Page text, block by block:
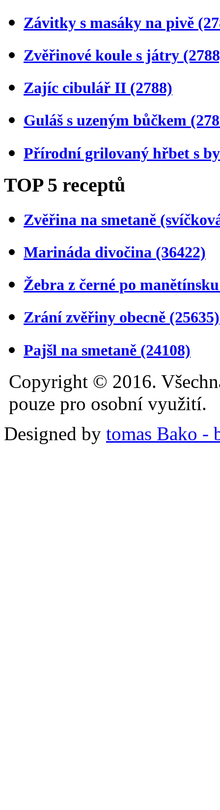
Závitky s masáky na pivě
Zvěřinové koule s játry
Zajíc cibulář II (2788)
Guláš s uzeným bůčkem
Přírodní grilovaný hřbet s
TOP 5 receptů
Zvěřina na smetaně
Marináda divočina (36422)
Žebra z černé po
Zrání zvěřiny obecně (25635)
Pajšl na smetaně (24108)
Copyright © 2016.
pouze pro osobní využití.
Designed by tomas Bako -